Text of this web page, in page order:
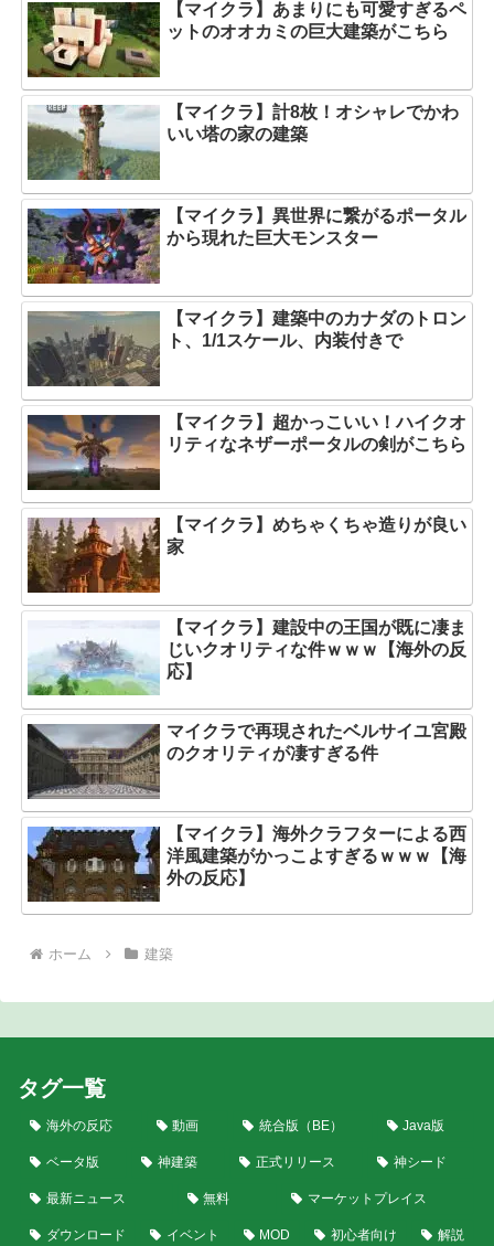
【マイクラ】あまりにも可愛すぎるペ
ットのオオカミの巨大建築がこちら
【マイクラ】計8枚！オシャレでかわ
いい塔の家の建築
【マイクラ】異世界に繋がるポータル
から現れた巨大モンスター
【マイクラ】建築中のカナダのトロン
ト、1/1スケール、内装付きで
【マイクラ】超かっこいい！ハイクオ
リティなネザーポータルの剣がこちら
【マイクラ】めちゃくちゃ造りが良い
家
【マイクラ】建設中の王国が既に凄ま
じいクオリティな件ｗｗｗ【海外の反
応】
マイクラで再現されたベルサイユ宮殿
のクオリティが凄すぎる件
【マイクラ】海外クラフターによる西
洋風建築がかっこよすぎるｗｗｗ【海
外の反応】
ホーム 建築
タグ一覧
海外の反応 動画 統合版（BE） Java版
ベータ版 神建築 正式リリース 神シード
最新ニュース 無料 マーケットプレイス
ダウンロード イベント MOD 初心者向け 解説